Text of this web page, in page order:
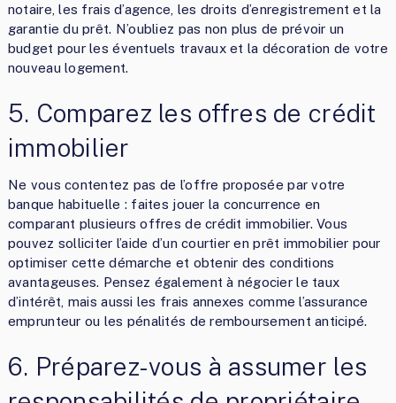
notaire, les frais d’agence, les droits d’enregistrement et la
garantie du prêt. N’oubliez pas non plus de prévoir un
budget pour les éventuels travaux et la décoration de votre
nouveau logement.
5. Comparez les offres de crédit
immobilier
Ne vous contentez pas de l’offre proposée par votre
banque habituelle : faites jouer la concurrence en
comparant plusieurs offres de crédit immobilier. Vous
pouvez solliciter l’aide d’un courtier en prêt immobilier pour
optimiser cette démarche et obtenir des conditions
avantageuses. Pensez également à négocier le taux
d’intérêt, mais aussi les frais annexes comme l’assurance
emprunteur ou les pénalités de remboursement anticipé.
6. Préparez-vous à assumer les